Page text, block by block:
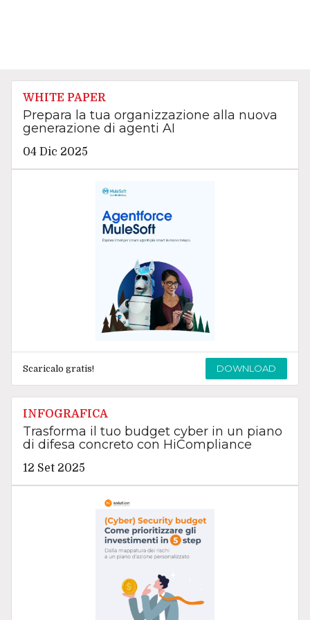
WHITE PAPER
Prepara la tua organizzazione alla nuova
generazione di agenti AI
04 Dic 2025
Scaricalo gratis! DOWNLOAD
INFOGRAFICA
Trasforma il tuo budget cyber in un piano
di difesa concreto con HiCompliance
12 Set 2025